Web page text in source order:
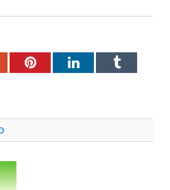
PinterestLinkedInTumblr